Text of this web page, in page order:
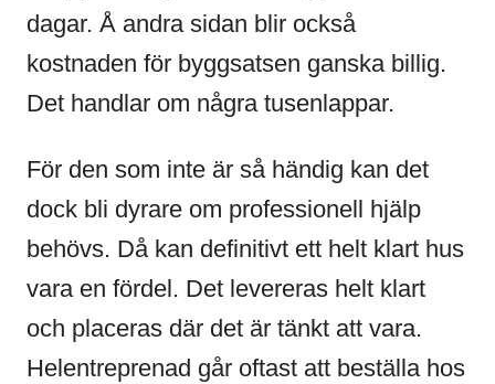
dagar. Å andra sidan blir också
kostnaden för byggsatsen ganska billig.
Det handlar om några tusenlappar.
För den som inte är så händig kan det
dock bli dyrare om professionell hjälp
behövs. Då kan definitivt ett helt klart hus
vara en fördel. Det levereras helt klart
och placeras där det är tänkt att vara.
Helentreprenad går oftast att beställa hos